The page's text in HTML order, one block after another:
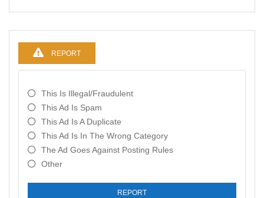
REPORT
This Is Illegal/fraudulent
This Ad Is Spam
This Ad Is A Duplicate
This Ad Is In The Wrong Category
The Ad Goes Against Posting Rules
Other
REPORT